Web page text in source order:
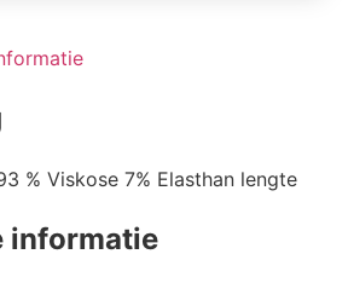
% Viskose 7% Elasthan lengte
informatie